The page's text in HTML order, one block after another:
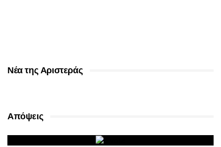
Νέα της Αριστεράς
Απόψεις